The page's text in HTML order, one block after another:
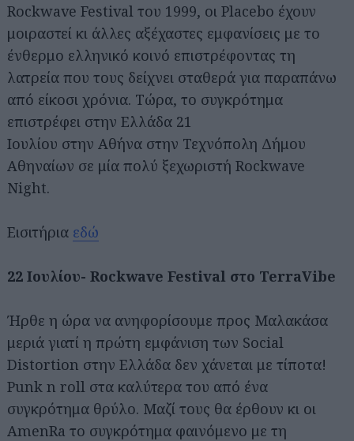
Rockwave Festival του 1999, οι Placebo έχουν
μοιραστεί κι άλλες αξέχαστες εμφανίσεις με το
ένθερμο ελληνικό κοινό επιστρέφοντας τη
λατρεία που τους δείχνει σταθερά για παραπάνω
από είκοσι χρόνια. Τώρα, το συγκρότημα
επιστρέφει στην Ελλάδα 21
Ιουλίου στην Αθήνα στην Τεχνόπολη Δήμου
Αθηναίων σε μία πολύ ξεχωριστή Rockwave
Night.
Εισιτήρια εδώ
22 Ιουλίου- Rockwave Festival στο TerraVibe
Ήρθε η ώρα να ανηφορίσουμε προς Μαλακάσα
μεριά γιατί η πρώτη εμφάνιση των Social
Distortion στην Ελλάδα δεν χάνεται με τίποτα!
Punk n roll στα καλύτερα του από ένα
συγκρότημα θρύλο. Μαζί τους θα έρθουν κι οι
AmenRa το συγκρότημα φαινόμενο με τη